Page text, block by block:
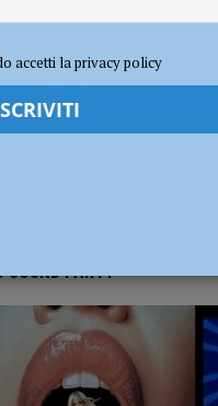
provincia di Piacenza”
SOUND PARTY
accetti la privacy policy